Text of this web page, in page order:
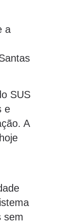
a
SUS
e
A
sem